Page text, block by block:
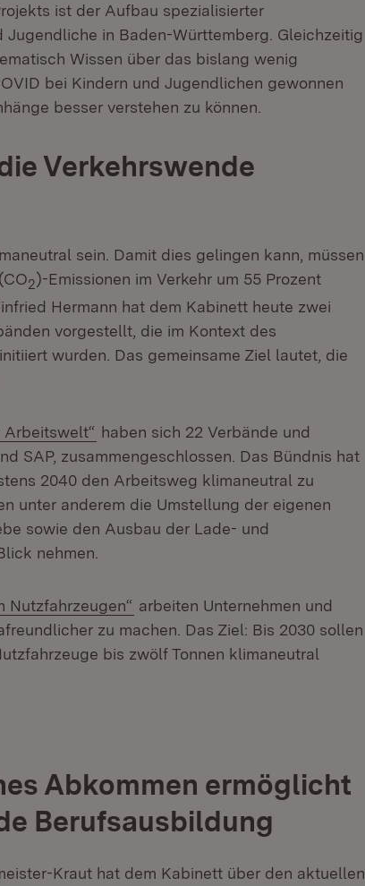
ist der Aufbau spezialisierter
in Baden-Württemberg. Gleichzeitig
Wissen über das bislang wenig
bei Kindern und Jugendlichen gewonnen
besser verstehen zu können.
Verkehrswende
sein. Damit dies gelingen kann, müssen
2)-Emissionen im Verkehr um 55 Prozent
Hermann hat dem Kabinett heute zwei
vorgestellt, die im Kontext des
wurden. Das gemeinsame Ziel lautet, die
Arbeitswelt“ (Öffnet in neuem Fenster)
haben sich 22 Verbände und
SAP, zusammengeschlossen. Das Bündnis hat
2040 den Arbeitsweg klimaneutral zu
unter anderem die Umstellung der eigenen
sowie den Ausbau der Lade- und
nehmen.
Nutzfahrzeugen“ (Öffnet in neuem Fenster)
arbeiten Unternehmen und
zu machen. Das Ziel: Bis 2030 sollen
bis zwölf Tonnen klimaneutral
Abkommen ermöglicht
Berufsausbildung
Kraut hat dem Kabinett über den aktuellen